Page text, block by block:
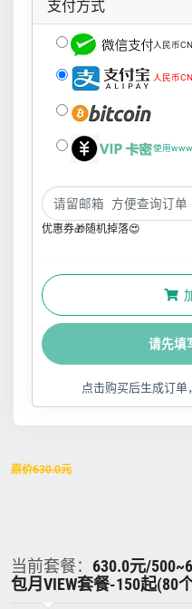
支付方式
人民币
人民币
使用
优惠券🎁随机掉落😍
请先填
点击购买后生成订单
原价630.0元
当前套餐： 630.0元/
包月VIEW套餐-150起(80